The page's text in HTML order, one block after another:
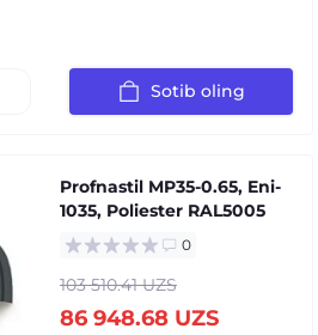
Sotib oling
Profnastil MP35-0.65, Eni-
1035, Poliester RAL5005
0
103 510.41 UZS
86 948.68 UZS